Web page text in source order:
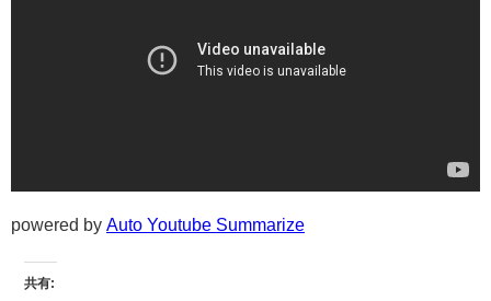
powered by Auto Youtube Summarize
共有: